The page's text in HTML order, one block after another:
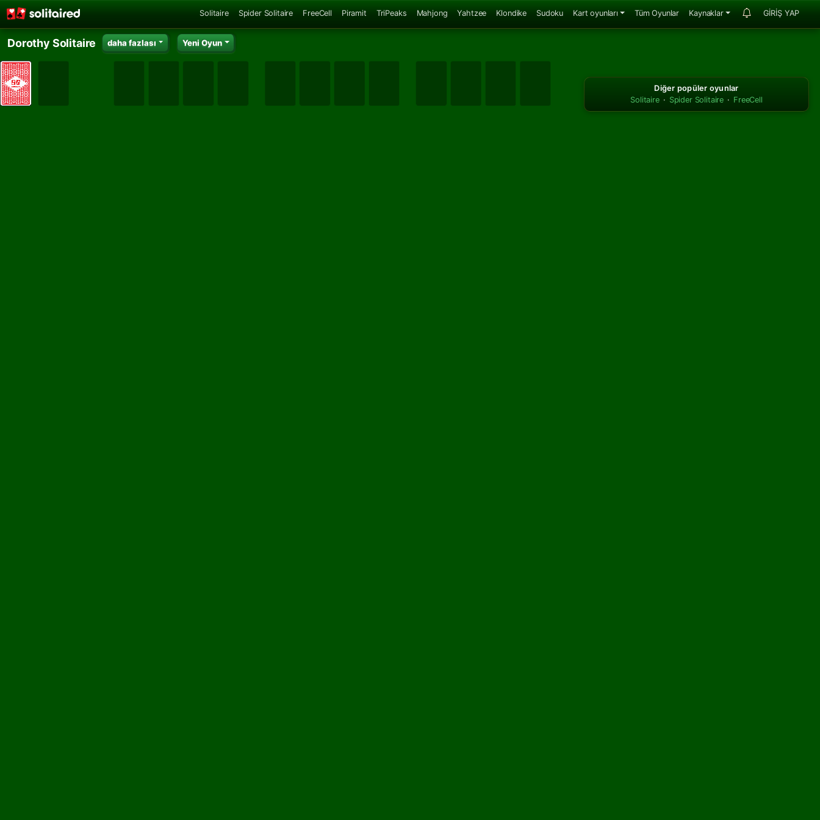
Solitaire Spider Solitaire FreeCell Piramit TriPeaks Mahjong Yahtzee Klondike Sudoku Kart oyunları Tüm Oyunlar Kaynaklar GİRİŞ YAP
Dorothy Solitaire daha fazlası Yeni Oyun
Diğer popüler oyunlar
Solitaire · Spider Solitaire · FreeCell